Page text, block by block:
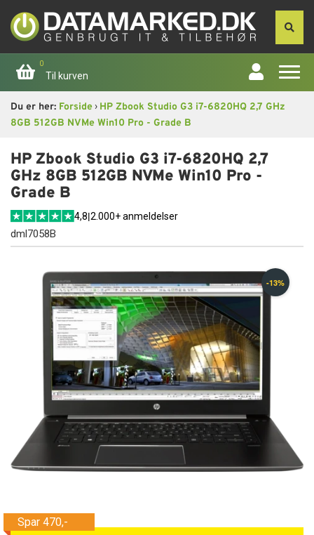
0
Til kurven
Forside
Apple
Computer
Skærme
Reparationer og RMA
Reservedele
B2B-Opkøb
>>BACK-2-SCHOOL<<
Du er her: Forside› HP Zbook Studio G3 i7-6820HQ 2,7 GHz
8GB 512GB NVMe Win10 Pro - Grade B
HP Zbook Studio G3 i7-6820HQ 2,7
GHz 8GB 512GB NVMe Win10 Pro -
Grade B
4,8|2.000+ anmeldelser
dml7058B